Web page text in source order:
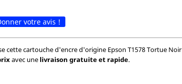
votre avis !
cette cartouche d'encre d'origine Epson T1578 Tortue Noir
avec une livraison gratuite et rapide.